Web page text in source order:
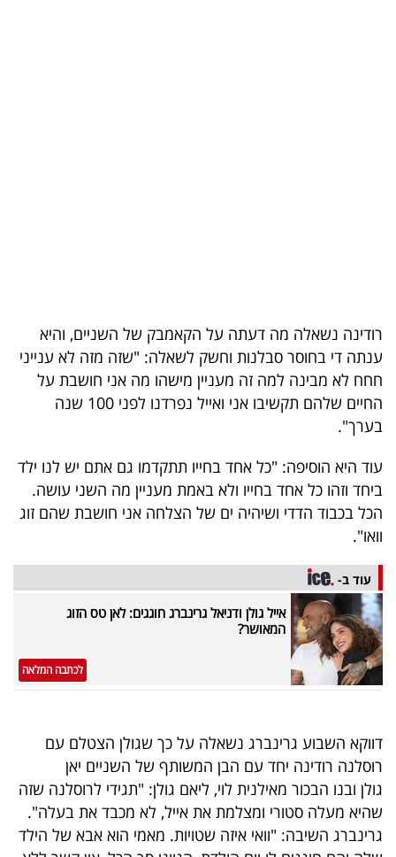
הכלכלי
פודקאסט
40
40
שיתופי
פעולה
דרושים
מייל
אדום
רודינה נשאלה מה דעתה על הקאמבק של השניים, והיא
ענתה די בחוסר סבלנות וחשק לשאלה: "שזה מזה לא ענייני
חחח לא מבינה למה זה מעניין מישהו מה אני חושבת על
החיים שלהם תקשיבו אני ואייל נפרדנו לפני 100 שנה
בערך".
עוד היא הוסיפה: "כל אחד בחייו תתקדמו גם אתם יש לנו ילד
ביחד וזהו כל אחד בחייו ולא באמת מעניין מה השני עושה.
הכל בכבוד הדדי ושיהיה ים של הצלחה אני חושבת שהם זוג
וואו".
עוד ב-
אייל גולן ודניאל גרינברג חוגגים: לאן טס הזוג
המאושר?
לכתבה המלאה
דווקא השבוע גרינברג נשאלה על כך שגולן הצטלם עם
רוסלנה רודינה יחד עם הבן המשותף של השניים יאן
גולן ובנו הבכור מאילנית לוי, ליאם גולן: "תגידי לרוסלנה שזה
שהיא מעלה סטורי ומצלמת את אייל, לא מכבד את בעלה".
גרינברג השיבה: "וואי איזה שטויות. מאמי הוא אבא של הילד